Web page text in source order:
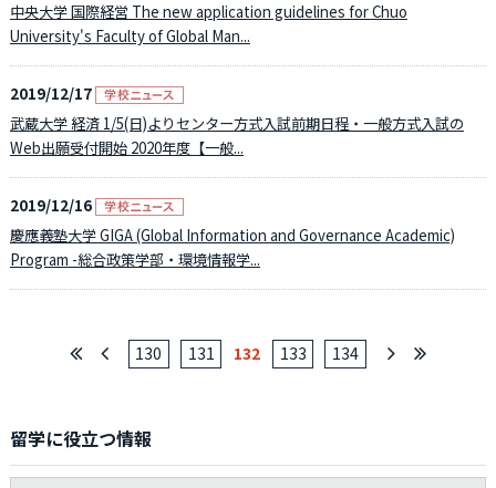
中央大学 国際経営 The new application guidelines for Chuo
University's Faculty of Global Man...
2019/12/17
武蔵大学 経済 1/5(日)よりセンター方式入試前期日程・一般方式入試の
Web出願受付開始 2020年度【一般...
2019/12/16
慶應義塾大学 GIGA (Global Information and Governance Academic)
Program -総合政策学部・環境情報学...
130 131 132 133 134
留学に役立つ情報